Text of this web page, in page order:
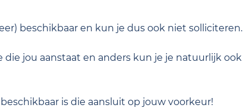
beschikbaar en kun je dus ook niet solliciteren.
die jou aanstaat en anders kun je je natuurlijk ook
is die aansluit op jouw voorkeur!